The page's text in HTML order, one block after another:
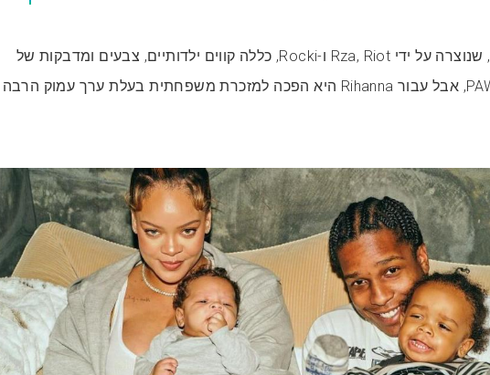
הסקיצה, שנוצרה על ידי Rza, Riot ו-Rocki, כללה קווים ילדותיים, צבעים ומדבקות של
PAW Patrol, אבל עבור Rihanna היא הפכה למזכרת משפחתית בעלת ערך עמוק הרבה